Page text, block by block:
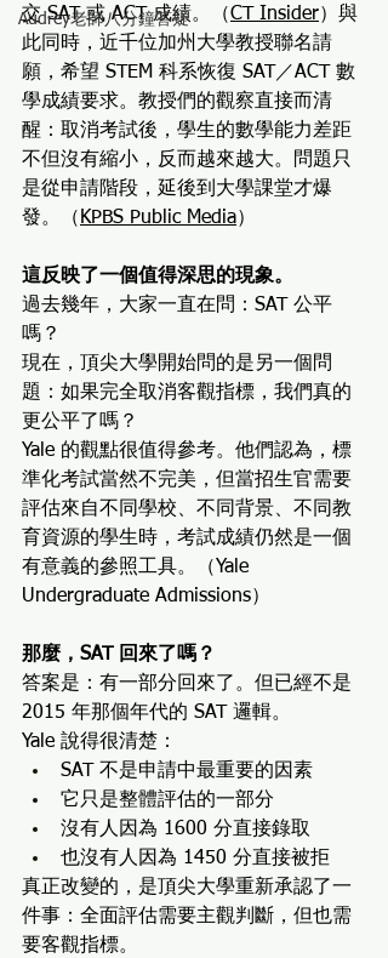
Audrey老師八分鐘答疑
交 SAT 或 ACT 成績。（CT Insider）與
此同時，近千位加州大學教授聯名請
願，希望 STEM 科系恢復 SAT／ACT 數
學成績要求。教授們的觀察直接而清
醒：取消考試後，學生的數學能力差距
不但沒有縮小，反而越來越大。問題只
是從申請階段，延後到大學課堂才爆
發。（ KPBS Public Media）
這反映了一個值得深思的現象。
過去幾年，大家一直在問：SAT 公平
嗎？
現在，頂尖大學開始問的是另一個問
題：如果完全取消客觀指標，我們真的
更公平了嗎？
Yale 的觀點很值得參考。他們認為，標
準化考試當然不完美，但當招生官需要
評估來自不同學校、不同背景、不同教
育資源的學生時，考試成績仍然是一個
有意義的參照工具。（Yale
Undergraduate Admissions）
那麼，SAT 回來了嗎？
答案是：有一部分回來了。但已經不是
2015 年那個年代的 SAT 邏輯。
Yale 說得很清楚：
SAT 不是申請中最重要的因素
它只是整體評估的一部分
沒有人因為 1600 分直接錄取
也沒有人因為 1450 分直接被拒
真正改變的，是頂尖大學重新承認了一
件事：全面評估需要主觀判斷，但也需
要客觀指標。